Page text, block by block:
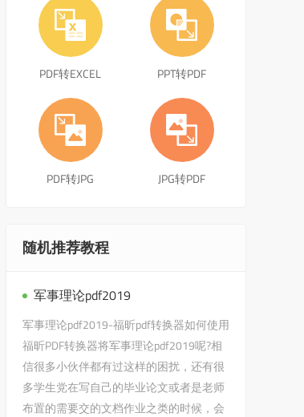
PDF转EXCEL PPT转PDF
PDF转JPG JPG转PDF
随机推荐教程
军事理论pdf2019
军事理论pdf2019-福昕pdf转换器如何使用
福昕PDF转换器将军事理论pdf2019呢?相
信很多小伙伴都有过这样的困扰，还有很
多学生党在写自己的毕业论文或者是老师
布置的需要交的文档作业之类的时候，会